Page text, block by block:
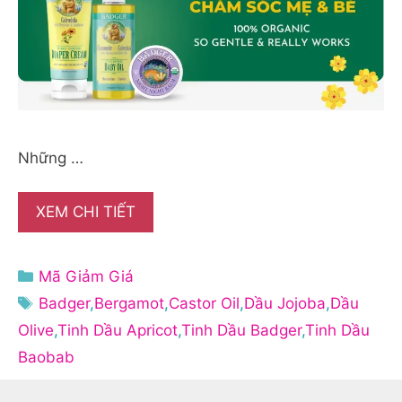
Những …
XEM CHI TIẾT
Danh
mục
Mã Giảm Giá
Thẻ
Badger,Bergamot,Castor Oil,Dầu Jojoba,Dầu
Olive,Tinh Dầu Apricot,Tinh Dầu Badger,Tinh Dầu
Baobab